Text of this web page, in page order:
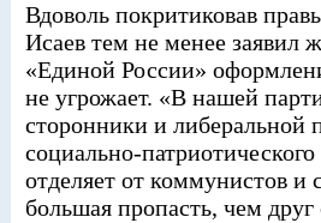
Вдоволь покритиковав
Исаев тем не менее заявил
«Единой России»
не угрожает. «В нашей
сторонники и либеральной
социально-
отделяет от коммунистов и
большая пропасть, чем друг